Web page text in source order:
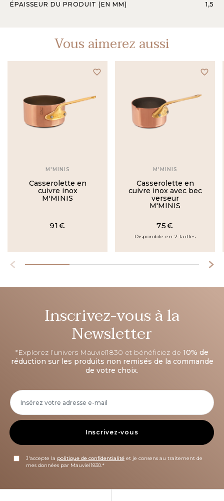
ÉPAISSEUR DU PRODUIT (EN MM) 1,5
Vous aimerez aussi
favorite_border
M'MINIS
Casserolette en
cuivre inox
M'MINIS
91€
favorite_border
M'MINIS
Casserolette en
cuivre inox avec bec
verseur
M'MINIS
75€
Disponible en 2 tailles
Inscrivez-vous à la
Newsletter
*Explorez l’univers Mauviel1830 et bénéficiez de 10% de
réduction sur les produits non remisés de la commande
de votre choix.
Inscrivez-vous
J'accepte la politique de confidentialité et je consens au traitement de
mes données par Mauviel1830.*